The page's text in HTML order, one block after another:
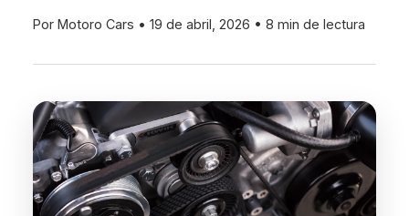
Por Motoro Cars • 19 de abril, 2026 • 8 min de lectura